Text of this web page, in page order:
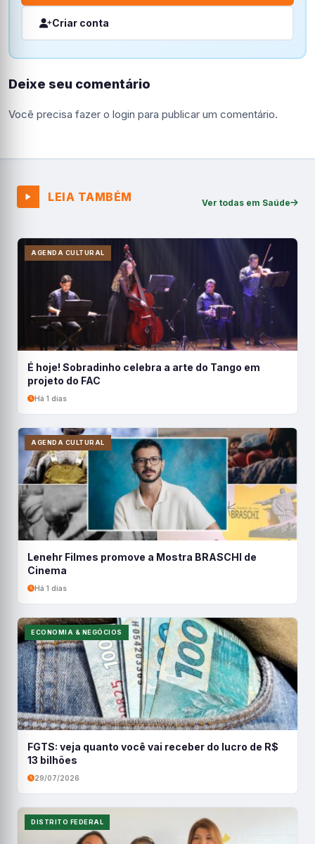
Criar conta
Deixe seu comentário
Você precisa fazer o login para publicar um comentário.
LEIA TAMBÉM Ver todas em Saúde
AGENDA CULTURAL
É hoje! Sobradinho celebra a arte do Tango em
projeto do FAC
Há 1 dias
AGENDA CULTURAL
Lenehr Filmes promove a Mostra BRASCHI de
Cinema
Há 1 dias
ECONOMIA & NEGÓCIOS
FGTS: veja quanto você vai receber do lucro de R$
13 bilhões
29/07/2026
DISTRITO FEDERAL